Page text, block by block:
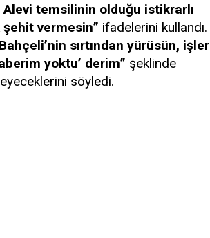
Alevi temsilinin olduğu istikrarlı
vermesin” ifadelerini kullandı.
sırtından yürüsün, işler
yoktu’ derim” şeklinde
söyledi.